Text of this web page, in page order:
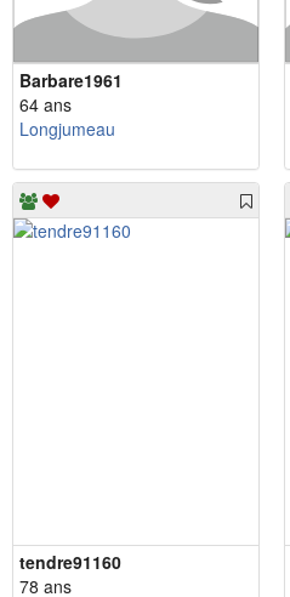
Barbare1961
64 ans
Longjumeau
tendre91160
78 ans